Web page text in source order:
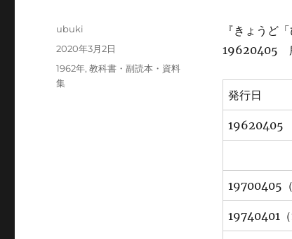
『きょうど
19620405
発行日
19620405
19700405（
19740401（
投
ubuki
投
日:
2020年3月2日
カ
テ
1962年,教科書・副読本・資料
集